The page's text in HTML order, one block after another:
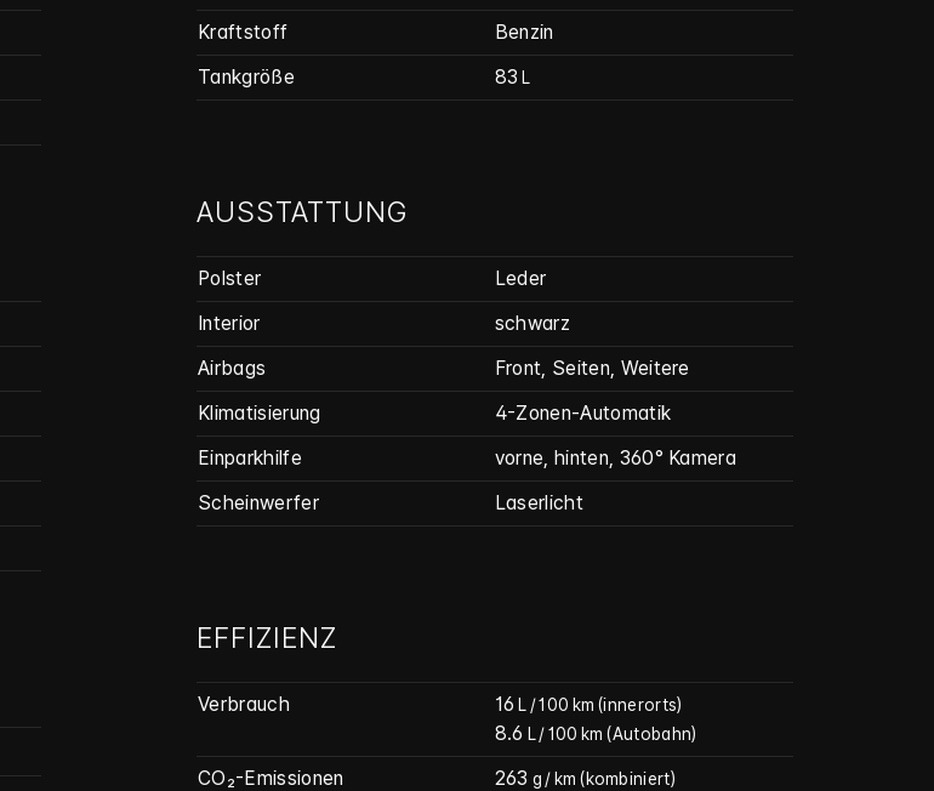
Kraftstoff
Benzin
Tankgröße
83 L
AUSSTATTUNG
Polster
Leder
Interior
schwarz
Airbags
Front, Seiten, Weitere
Klimatisierung
4-Zonen-Automatik
Einparkhilfe
vorne, hinten, 360° Kamera
Scheinwerfer
Laserlicht
EFFIZIENZ
Verbrauch 16 L / 100 km (innerorts)
8.6 L / 100 km (Autobahn)
CO₂-Emissionen 263 g / km (kombiniert)